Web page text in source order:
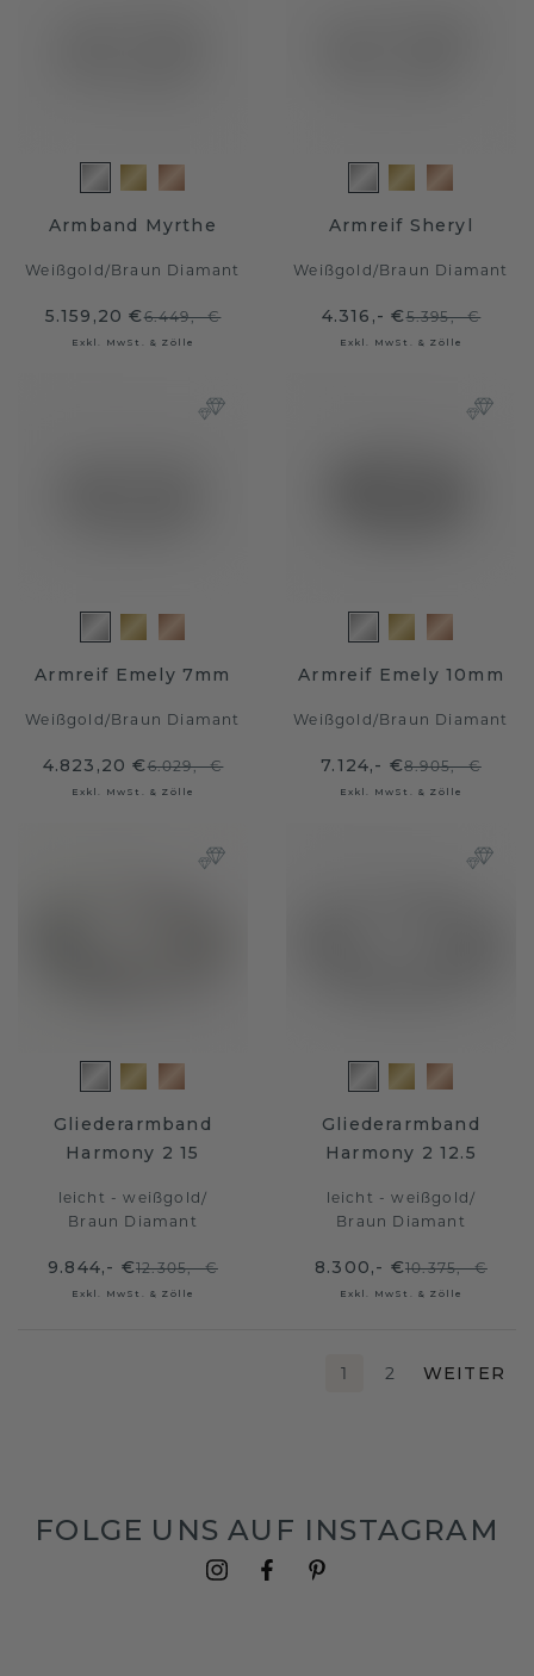
Armband Myrthe
Weißgold/Braun Diamant
5.159,20 €6.449,- €
Exkl. MwSt. & Zölle
Armreif Sheryl
Weißgold/Braun Diamant
4.316,- €5.395,- €
Exkl. MwSt. & Zölle
Armreif Emely 7mm
Weißgold/Braun Diamant
4.823,20 €6.029,- €
Exkl. MwSt. & Zölle
Armreif Emely 10mm
Weißgold/Braun Diamant
7.124,- €8.905,- €
Exkl. MwSt. & Zölle
Gliederarmband
Harmony 2 15
leicht - weißgold/
Braun Diamant
9.844,- €12.305,- €
Exkl. MwSt. & Zölle
Gliederarmband
Harmony 2 12.5
leicht - weißgold/
Braun Diamant
8.300,- €10.375,- €
Exkl. MwSt. & Zölle
1 2 WEITER
FOLGE UNS AUF INSTAGRAM